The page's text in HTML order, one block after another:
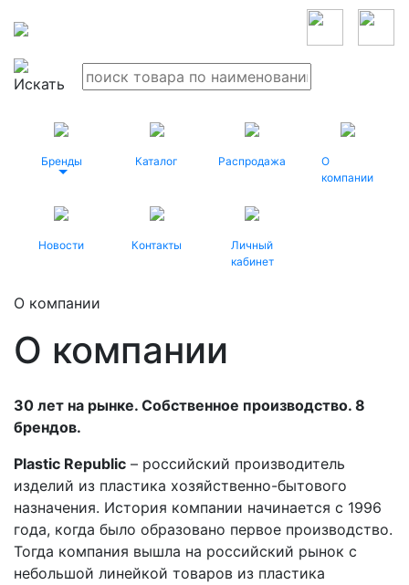
Бренды Каталог Распродажа
О
компании
Новости Контакты
Личный
кабинет
О компании
О компании
30 лет на рынке. Собственное производство. 8
брендов.
Plastic Republic – российский производитель
изделий из пластика хозяйственно-бытового
назначения. История компании начинается с 1996
года, когда было образовано первое производство.
Тогда компания вышла на российский рынок с
небольшой линейкой товаров из пластика